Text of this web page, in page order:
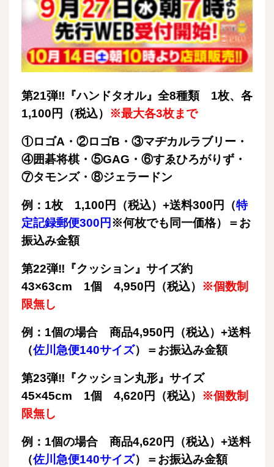
第21弾‼『ハンドタオル』全8種類 1枚、各
1,100円（税込） ※最大各3枚まで
①ロゴA・②ロゴB・③マヂカルラブリー・
④囲碁将棋・⑤GAG・⑥すゑひろがりず・
⑦タモンズ・⑧ジェラードン
例：1枚 1,100円（税込）+送料300円（特
定記録郵便300円 ※何枚でも同一価格）＝お
振込み金額
第22弾‼『クッション』サイズ約
43×63cm 1個 4,950円（税込） ※個数制
限無し
例：1個の場合 商品4,950円（税込）+送料
（佐川急便140サイズ）＝お振込み金額
第23弾‼『クッション丸形』サイズ
45×45cm 1個 4,620円（税込） ※個数制
限無し
例：1個の場合 商品4,620円（税込）+送料
（佐川急便140サイズ）＝お振込み金額